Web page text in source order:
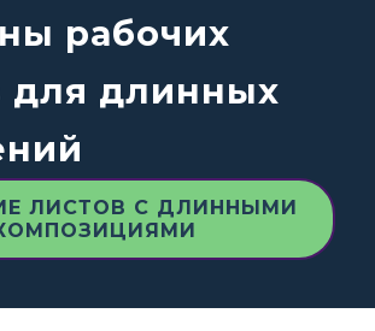
рабочих
для длинных
ЛИСТОВ С ДЛИННЫМИ